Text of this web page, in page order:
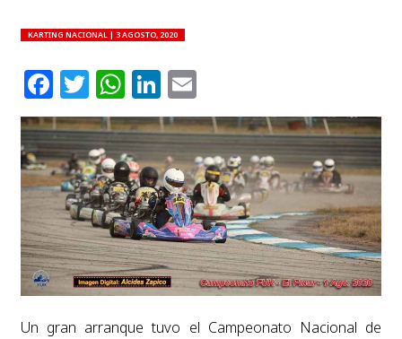
KARTING NACIONAL | 3 AGOSTO, 2020
Facebook
Twitter
WhatsApp
LinkedIn
Email
Un gran arranque tuvo el Campeonato Nacional de